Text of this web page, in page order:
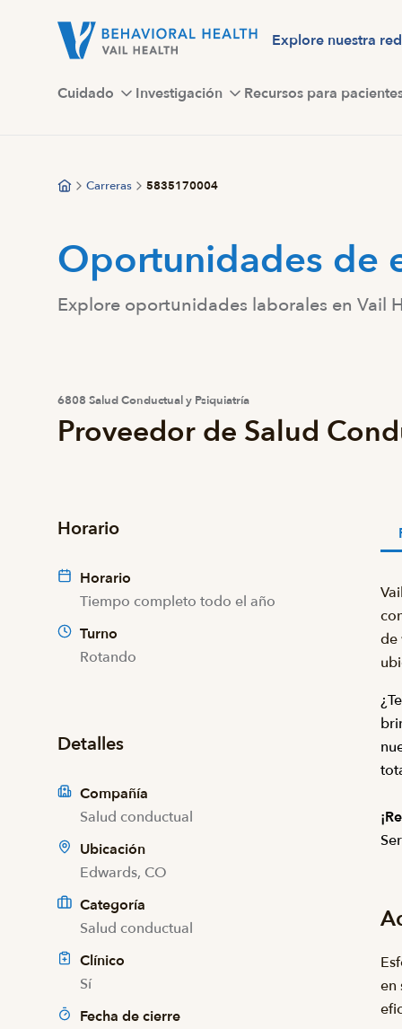
Explore nuestra
Cuidado Investigación Recursos para
Carreras 5835170004
Oportunidades de
Explore oportunidades laborales en Vail
6808 Salud Conductual y Psiquiatría
Proveedor de Salud
Horario
Horario
Tiempo completo todo el año
Turno
Rotando
Detalles
Compañía
Salud conductual
Ubicación
Edwards, CO
Categoría
Salud conductual
Clínico
Sí
Fecha de cierre
de
en